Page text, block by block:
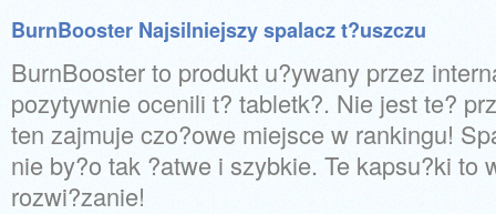
BurnBooster Najsilniejszy spalacz t?uszczu
BurnBooster to produkt u?ywany przez
pozytywnie ocenili t? tabletk?. Nie jest te?
ten zajmuje czo?owe miejsce w rankingu!
nie by?o tak ?atwe i szybkie. Te kapsu?ki to
rozwi?zanie!